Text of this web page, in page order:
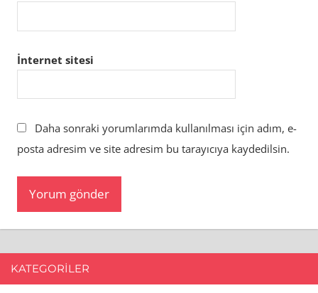
İnternet sitesi
Daha sonraki yorumlarımda kullanılması için adım, e-
posta adresim ve site adresim bu tarayıcıya kaydedilsin.
KATEGORILER